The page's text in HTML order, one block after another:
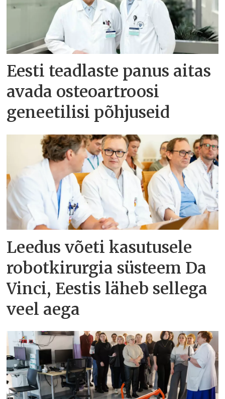
Eesti teadlaste panus aitas
avada osteoartroosi
geneetilisi põhjuseid
Leedus võeti kasutusele
robotkirurgia süsteem Da
Vinci, Eestis läheb sellega
veel aega